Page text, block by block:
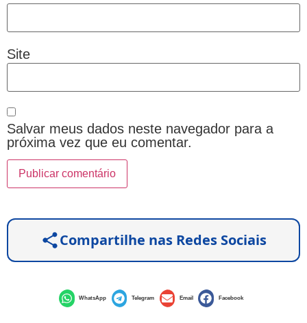
Site
Salvar meus dados neste navegador para a
próxima vez que eu comentar.
Compartilhe nas Redes Sociais
WhatsApp Telegram Email Facebook